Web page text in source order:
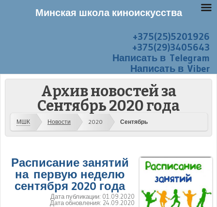
+375(25)5201926
+375(29)3405643
Написать в Telegram
Написать в Viber
Архив новостей за
Сентябрь 2020 года
МШК Новости 2020 Сентябрь
Расписание занятий
на первую неделю
сентября 2020 года
Дата публикации: 01.09.2020
Дата обновления: 24.09.2020
Минская школа киноискусства